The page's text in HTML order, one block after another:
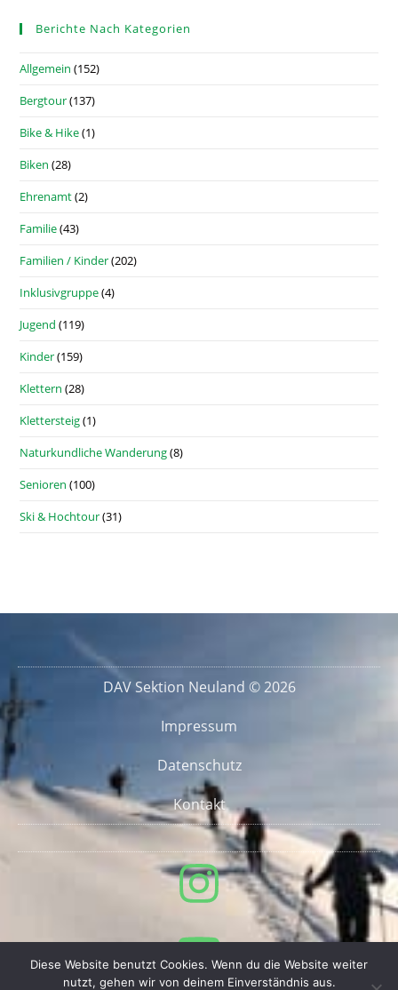
Berichte Nach Kategorien
Allgemein (152)
Bergtour(137)
Bike & Hike(1)
Biken (28)
Ehrenamt(2)
Familie(43)
Familien / Kinder(202)
Inklusivgruppe(4)
Jugend (119)
Kinder(159)
Klettern (28)
Klettersteig(1)
Naturkundliche Wanderung(8)
Senioren (100)
Ski & Hochtour(31)
DAV Sektion Neuland © 2026
Impressum
Datenschutz
Kontakt
Diese Website benutzt Cookies. Wenn du die Website weiter
nutzt, gehen wir von deinem Einverständnis aus.